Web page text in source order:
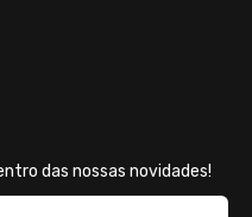
das nossas novidades!